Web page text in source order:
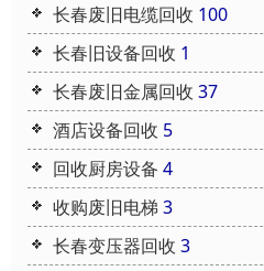
长春废旧电缆回收 100
长春旧设备回收 1
长春废旧金属回收 37
酒店设备回收 5
回收厨房设备 4
收购废旧电梯 3
长春变压器回收 3